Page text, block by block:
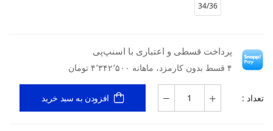
34/36
پرداخت قسطی و اعتباری با اسنپ‌پی
۴ قسط بدون کارمزد، ماهانه ۴٬۳۴۲٬۵۰۰ تومان
تعداد : افزودن به سبد خرید